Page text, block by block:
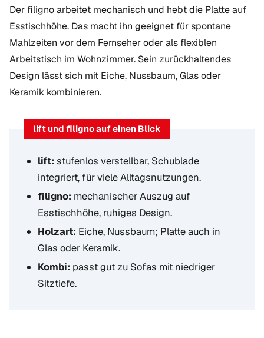
Der filigno arbeitet mechanisch und hebt die Platte auf
Esstischhöhe. Das macht ihn geeignet für spontane
Mahlzeiten vor dem Fernseher oder als flexiblen
Arbeitstisch im Wohnzimmer. Sein zurückhaltendes
Design lässt sich mit Eiche, Nussbaum, Glas oder
Keramik kombinieren.
lift und filigno auf einen Blick
lift: stufenlos verstellbar, Schublade
integriert, für viele Alltagsnutzungen.
filigno: mechanischer Auszug auf
Esstischhöhe, ruhiges Design.
Holzart: Eiche, Nussbaum; Platte auch in
Glas oder Keramik.
Kombi: passt gut zu Sofas mit niedriger
Sitztiefe.